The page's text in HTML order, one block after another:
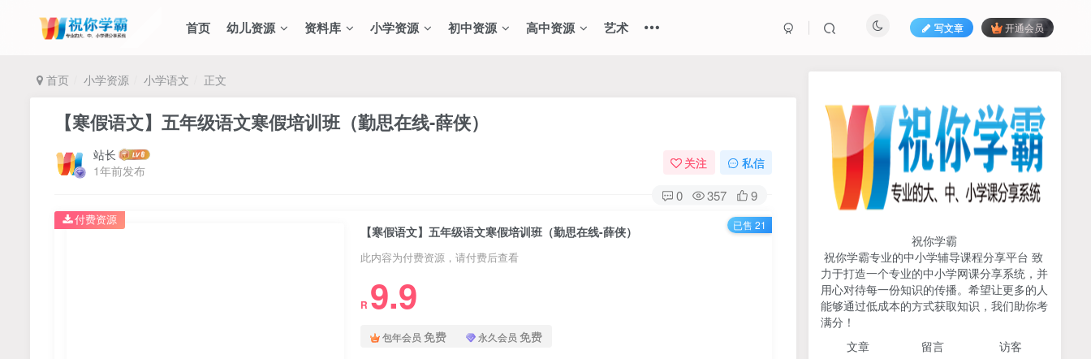
首页 幼儿资源 资料库 小学资源 初中资源 高中资源 艺术 写文章 开通会员
首页 小学资源 小学语文 正文
【寒假语文】五年级语文寒假培训班（勤思在线-薛侠）
站长
1年前发布
关注 私信
0 357 9
【寒假语文】五年级语文寒假培训班（勤思在线-薛侠）
此内容为付费资源，请付费后查看
R 9.9
包年会员 免费 永久会员 免费
付费资源 已售 21
731人已阅读
初中《中学教材全解》2025-2026七八九
TOP1
2026版《浙大优辅》数学公
式定理导引（小学+初中+高
中全套）PDF
3个月前 502人已阅读
TOP2
（分龄版/年龄阶段分类）
祝你学霸
祝你学霸专业的中小学辅导课程分享平台 致
力于打造一个专业的中小学网课分享系统，并
用心对待每一份知识的传播。希望让更多的人
能够通过低成本的方式获取知识，我们助你考
满分！
文章 留言 访客